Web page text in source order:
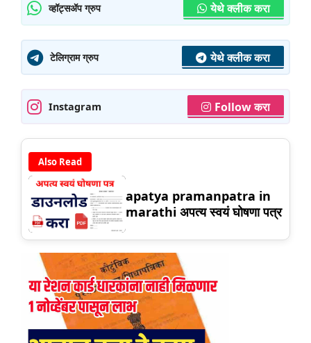
व्हॉट्सॲप ग्रुप येथे क्लीक करा
टेलिग्राम ग्रुप येथे क्लीक करा
Instagram Follow करा
Also Read
apatya pramanpatra in
marathi अपत्य स्वयं घोषणा पत्र